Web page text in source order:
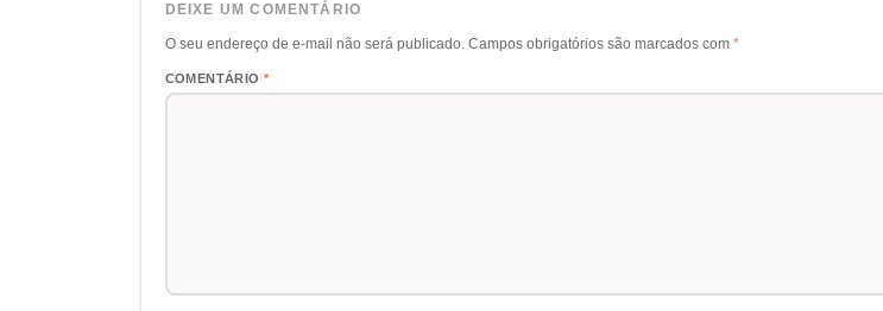
DEIXE UM COMENTÁRIO
O seu endereço de e-mail não será publicado. Campos obrigatórios são marcados com *
COMENTÁRIO *